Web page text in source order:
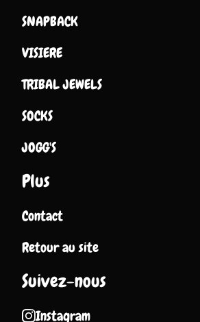
SNAPBACK
VISIERE
TRIBAL JEWELS
SOCKS
JOGG'S
Plus
Contact
Retour au site
Suivez-nous
Instagram